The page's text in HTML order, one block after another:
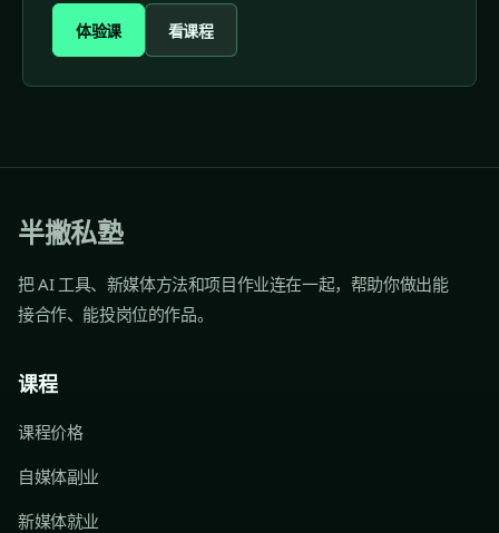
体验课 看课程
半撇私塾
把 AI 工具、新媒体方法和项目作业连在一起，帮助你做出能
接合作、能投岗位的作品。
课程
课程价格
自媒体副业
新媒体就业